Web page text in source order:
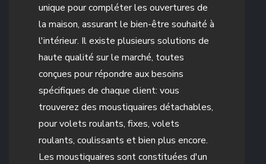
unique pour compléter les ouvertures de
la maison, assurant le bien-être souhaité à
l'intérieur. Il existe plusieurs solutions de
haute qualité sur le marché, toutes
conçues pour répondre aux besoins
spécifiques de chaque client: vous
trouverez des moustiquaires détachables,
pour volets roulants, fixes, volets
roulants, coulissants et bien plus encore.
Les moustiquaires sont constituées d'un